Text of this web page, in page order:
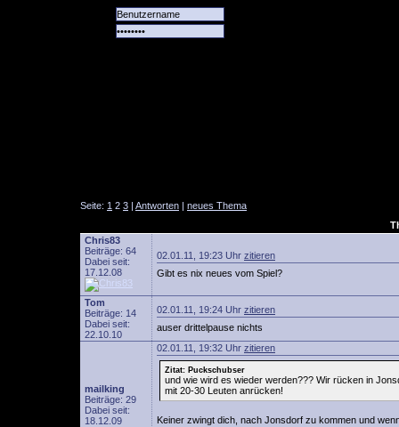
Seite: 1 2 3 | Antworten | neues Thema
Chris83
Beiträge: 64
Dabei seit:
17.12.08
02.01.11, 19:23 Uhr zitieren
Gibt es nix neues vom Spiel?
Tom
Beiträge: 14
Dabei seit:
22.10.10
02.01.11, 19:24 Uhr zitieren
auser drittelpause nichts
mailking
Beiträge: 29
Dabei seit:
18.12.09
02.01.11, 19:32 Uhr zitieren
Zitat: Puckschubser
und wie wird es wieder werden??? Wir rücken in
mit 20-30 Leuten anrücken!
Keiner zwingt dich, nach Jonsdorf zu kommen und